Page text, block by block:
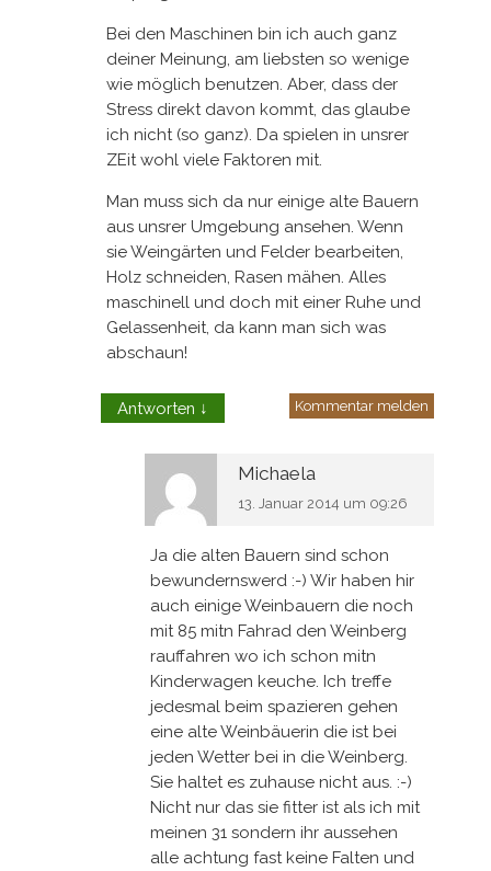
Bei den Maschinen bin ich auch ganz
deiner Meinung, am liebsten so wenige
wie möglich benutzen. Aber, dass der
Stress direkt davon kommt, das glaube
ich nicht (so ganz). Da spielen in unsrer
ZEit wohl viele Faktoren mit.
Man muss sich da nur einige alte Bauern
aus unsrer Umgebung ansehen. Wenn
sie Weingärten und Felder bearbeiten,
Holz schneiden, Rasen mähen. Alles
maschinell und doch mit einer Ruhe und
Gelassenheit, da kann man sich was
abschaun!
Antworten ↓ Kommentar melden
Michaela
13. Januar 2014 um 09:26
Ja die alten Bauern sind schon
bewundernswerd :-) Wir haben hir
auch einige Weinbauern die noch
mit 85 mitn Fahrad den Weinberg
rauffahren wo ich schon mitn
Kinderwagen keuche. Ich treffe
jedesmal beim spazieren gehen
eine alte Weinbäuerin die ist bei
jeden Wetter bei in die Weinberg.
Sie haltet es zuhause nicht aus. :-)
Nicht nur das sie fitter ist als ich mit
meinen 31 sondern ihr aussehen
alle achtung fast keine Falten und